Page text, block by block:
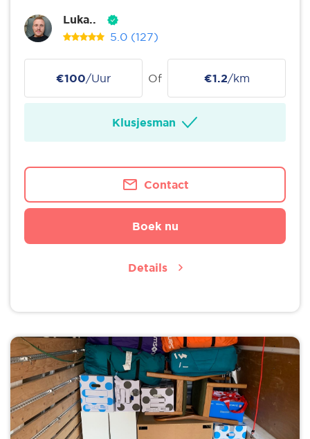
Luka..
5.0 (127)
€100/Uur Of €1.2/km
Klusjesman
Contact
Boek nu
Details